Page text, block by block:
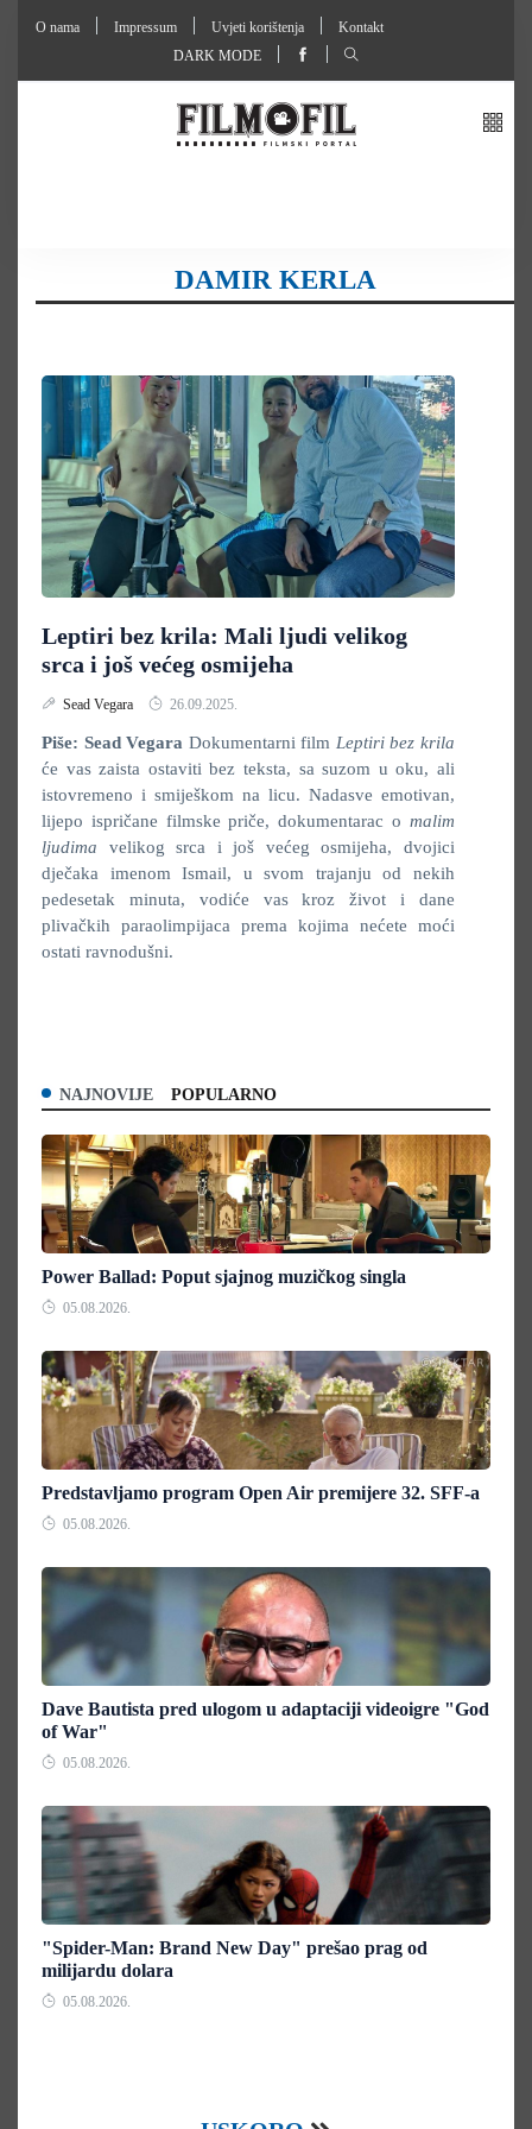
O nama Impressum Uvjeti korištenja
Kontakt
DARK MODE
DAMIR KERLA
Leptiri bez krila: Mali ljudi velikog
srca i još većeg osmijeha
Sead Vegara 26.09.2025.
Piše: Sead Vegara Dokumentarni film Leptiri bez krila
će vas zaista ostaviti bez teksta, sa suzom u oku, ali
istovremeno i smiješkom na licu. Nadasve emotivan,
lijepo ispričane filmske priče, dokumentarac o malim
ljudima velikog srca i još većeg osmijeha, dvojici
dječaka imenom Ismail, u svom trajanju od nekih
pedesetak minuta, vodiće vas kroz život i dane
plivačkih paraolimpijaca prema kojima nećete moći
ostati ravnodušni.
NAJNOVIJE POPULARNO
Power Ballad: Poput sjajnog muzičkog singla
05.08.2026.
Predstavljamo program Open Air premijere 32. SFF-a
05.08.2026.
Dave Bautista pred ulogom u adaptaciji videoigre "God
of War"
05.08.2026.
"Spider-Man: Brand New Day" prešao prag od
milijardu dolara
05.08.2026.